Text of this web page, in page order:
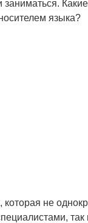
заниматься.
языка?
которая не